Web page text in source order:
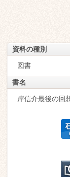
資料の種別
図書
書名
岸信介最後の回